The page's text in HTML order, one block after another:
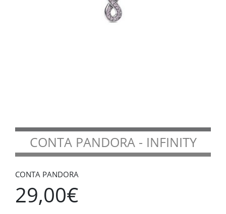
CONTA PANDORA - INFINITY
CONTA PANDORA
29,00€